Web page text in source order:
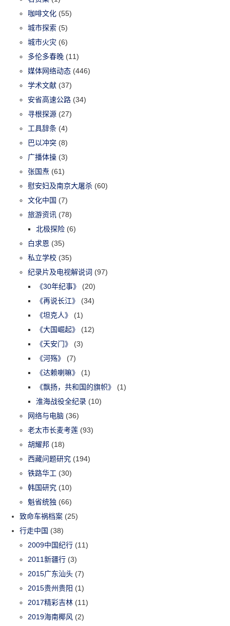
咖啡文化 (55)
城市探索 (5)
城市火灾 (6)
多伦多春晚 (11)
媒体网络动态 (446)
学术文献 (37)
安省高速公路 (34)
寻根探源 (27)
工具辞条 (4)
巴以冲突 (8)
广播体操 (3)
张国焘 (61)
慰安妇及南京大屠杀 (60)
文化中国 (7)
旅游资讯 (78)
北极探险 (6)
白求恩 (35)
私立学校 (35)
纪录片及电视解说词 (97)
《30年纪事》
(20)
《再说长江》
(34)
《坦克人》
(1)
《大国崛起》
(12)
《天安门》
(3)
《河殇》
(7)
《达赖喇嘛》
(1)
《飘扬，共和国的旗帜》
(1)
淮海战役全纪录 (10)
网络与电脑 (36)
老太市长麦考莲 (93)
胡耀邦 (18)
西藏问题研究 (194)
铁路华工 (30)
韩国研究 (10)
魁省统独 (66)
致命车祸档案 (25)
行走中国 (38)
2009中国纪行 (11)
2011新疆行 (3)
2015广东汕头 (7)
2015贵州贵阳 (1)
2017精彩吉林 (11)
2019海南椰风 (2)